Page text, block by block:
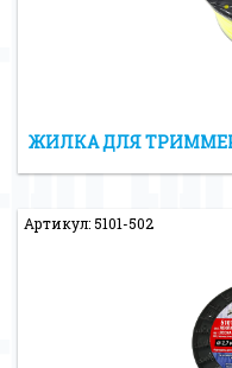
ЖИЛКА ДЛЯ
Артикул: 5101-502